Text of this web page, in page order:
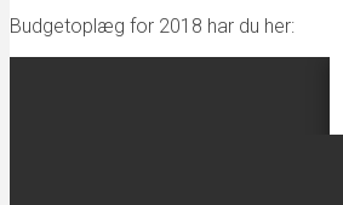
Budgetoplæg for 2018 har du her: